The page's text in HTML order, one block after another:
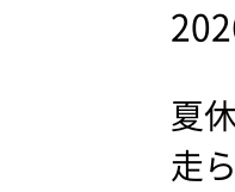
夏
走